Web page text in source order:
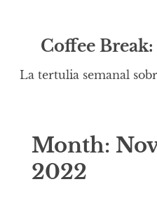
Coffee
La tertulia semanal
Month:
2022